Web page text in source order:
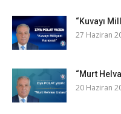
“Kuvayı
27 Haziran
“Murt
20 Haziran